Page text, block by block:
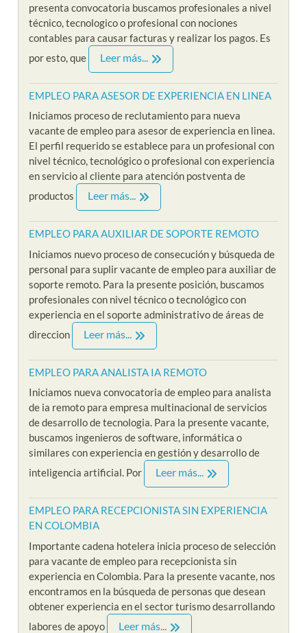
presenta convocatoria buscamos profesionales a nivel
técnico, tecnologico o profesional con nociones
contables para causar facturas y realizar los pagos. Es
por esto, que
Leer más...
EMPLEO PARA ASESOR DE EXPERIENCIA EN LINEA
Iniciamos proceso de reclutamiento para nueva
vacante de empleo para asesor de experiencia en linea.
El perfil requerido se establece para un profesional con
nivel técnico, tecnológico o profesional con experiencia
en servicio al cliente para atención postventa de
productos
Leer más...
EMPLEO PARA AUXILIAR DE SOPORTE REMOTO
Iniciamos nuevo proceso de consecución y búsqueda de
personal para suplir vacante de empleo para auxiliar de
soporte remoto. Para la presente posición, buscamos
profesionales con nivel técnico o tecnológico con
experiencia en el soporte administrativo de áreas de
direccion
Leer más...
EMPLEO PARA ANALISTA IA REMOTO
Iniciamos nueva convocatoria de empleo para analista
de ia remoto para empresa multinacional de servicios
de desarrollo de tecnologia. Para la presente vacante,
buscamos ingenieros de software, informática o
similares con experiencia en gestión y desarrollo de
inteligencia artificial. Por
Leer más...
EMPLEO PARA RECEPCIONISTA SIN EXPERIENCIA
EN COLOMBIA
Importante cadena hotelera inicia proceso de selección
para vacante de empleo para recepcionista sin
experiencia en Colombia. Para la presente vacante, nos
encontramos en la búsqueda de personas que desean
obtener experiencia en el sector turismo desarrollando
labores de apoyo
Leer más...